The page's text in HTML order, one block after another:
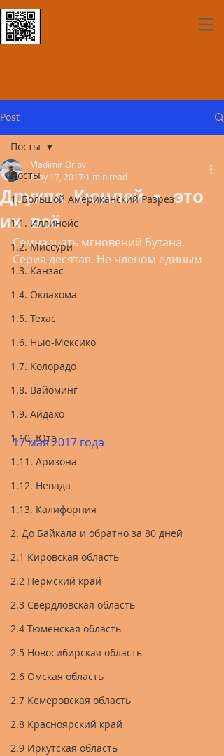
Post
Посты
1. Большой Американский Разрез
1.1. Иллинойс
1.2. Миссури
1.3. Канзас
1.4. Оклахома
1.5. Техас
1.6. Нью-Мексико
1.7. Колорадо
1.8. Вайоминг
1.9. Айдахо
1.10. Юта
1.11. Аризона
1.12. Невада
1.13. Калифорния
2. До Байкала и обратно за 80 дней
2.1 Кировская область
2.2 Пермский край
2.3 Свердловская область
2.4 Тюменская область
2.5 Новосибирская область
2.6 Омская область
2.7 Кемеровская область
2.8 Красноярский край
2.9 Иркутская область
Посты
Друкпа Кюнлей - это
их всё
Vladimir Orlov
May 17, 2017 1 min read
Семнадцать мгновений Бутана.
Серия десятая. Не членом единым
17 мая 2017 года